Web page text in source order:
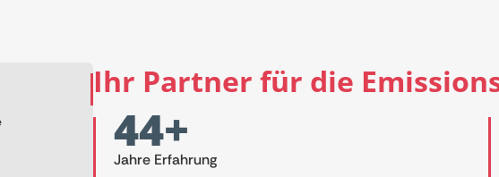
Ihr Partner für die
Jahre Erfahrung
44+